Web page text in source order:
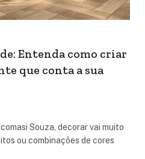
Entenda como criar
que conta a sua
Souza, decorar vai muito
ou combinações de cores